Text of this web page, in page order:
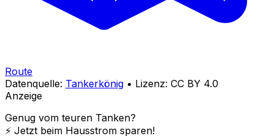
Route
Datenquelle: Tankerkönig • Lizenz: CC BY 4.0
Anzeige
Genug vom teuren Tanken?
⚡️ Jetzt beim Hausstrom sparen!